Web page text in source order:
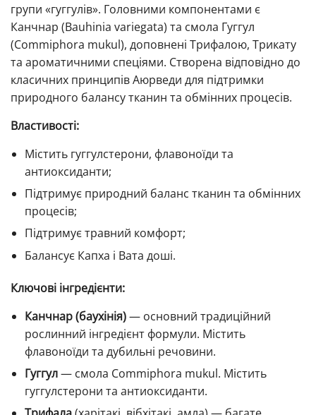
групи «гуггулів». Головними компонентами є
Канчнар (Bauhinia variegata) та смола Гуггул
(Commiphora mukul), доповнені Трифалою, Трикату
та ароматичними спеціями. Створена відповідно до
класичних принципів Аюрведи для підтримки
природного балансу тканин та обмінних процесів.
Властивості:
Містить гуггулстерони, флавоноїди та
антиоксиданти;
Підтримує природний баланс тканин та обмінних
процесів;
Підтримує травний комфорт;
Балансує Капха і Вата доші.
Ключові інгредієнти:
Канчнар (баухінія)— основний традиційний
рослинний інгредієнт формули. Містить
флавоноїди та дубильні речовини.
Гуггул— смола Commiphora mukul. Містить
гуггулстерони та антиоксиданти.